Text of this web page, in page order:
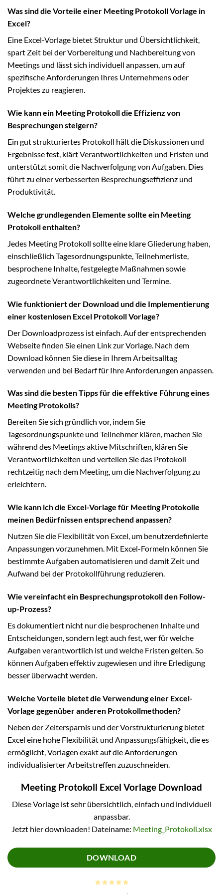
Was sind die Vorteile einer Meeting Protokoll Vorlage in
Excel?
Eine Excel-Vorlage bietet Struktur und Übersichtlichkeit,
spart Zeit bei der Vorbereitung und Nachbereitung von
Meetings und lässt sich individuell anpassen, um auf
spezifische Anforderungen Ihres Unternehmens oder
Projektes zu reagieren.
Wie kann ein Meeting Protokoll die Effizienz von
Besprechungen steigern?
Ein gut strukturiertes Protokoll hält die Diskussionen und
Ergebnisse fest, klärt Verantwortlichkeiten und Fristen und
unterstützt somit die Nachverfolgung von Aufgaben. Dies
führt zu einer verbesserten Besprechungseffizienz und
Produktivität.
Welche grundlegenden Elemente sollte ein Meeting
Protokoll enthalten?
Jedes Meeting Protokoll sollte eine klare Gliederung haben,
einschließlich Tagesordnungspunkte, Teilnehmerliste,
besprochene Inhalte, festgelegte Maßnahmen sowie
zugeordnete Verantwortlichkeiten und Termine.
Wie funktioniert der Download und die Implementierung
einer kostenlosen Excel Protokoll Vorlage?
Der Downloadprozess ist einfach. Auf der entsprechenden
Webseite finden Sie einen Link zur Vorlage. Nach dem
Download können Sie diese in Ihrem Arbeitsalltag
verwenden und bei Bedarf für Ihre Anforderungen anpassen.
Was sind die besten Tipps für die effektive Führung eines
Meeting Protokolls?
Bereiten Sie sich gründlich vor, indem Sie
Tagesordnungspunkte und Teilnehmer klären, machen Sie
während des Meetings aktive Mitschriften, klären Sie
Verantwortlichkeiten und verteilen Sie das Protokoll
rechtzeitig nach dem Meeting, um die Nachverfolgung zu
erleichtern.
Wie kann ich die Excel-Vorlage für Meeting Protokolle
meinen Bedürfnissen entsprechend anpassen?
Nutzen Sie die Flexibilität von Excel, um benutzerdefinierte
Anpassungen vorzunehmen. Mit Excel-Formeln können Sie
bestimmte Aufgaben automatisieren und damit Zeit und
Aufwand bei der Protokollführung reduzieren.
Wie vereinfacht ein Besprechungsprotokoll den Follow-
up-Prozess?
Es dokumentiert nicht nur die besprochenen Inhalte und
Entscheidungen, sondern legt auch fest, wer für welche
Aufgaben verantwortlich ist und welche Fristen gelten. So
können Aufgaben effektiv zugewiesen und ihre Erledigung
besser überwacht werden.
Welche Vorteile bietet die Verwendung einer Excel-
Vorlage gegenüber anderen Protokollmethoden?
Neben der Zeitersparnis und der Vorstrukturierung bietet
Excel eine hohe Flexibilität und Anpassungsfähigkeit, die es
ermöglicht, Vorlagen exakt auf die Anforderungen
individualisierter Arbeitstreffen zuzuschneiden.
Meeting Protokoll Excel Vorlage Download
Diese Vorlage ist sehr übersichtlich, einfach und individuell
anpassbar.
Jetzt hier downloaden! Dateiname: Meeting_Protokoll.xlsx
DOWNLOAD